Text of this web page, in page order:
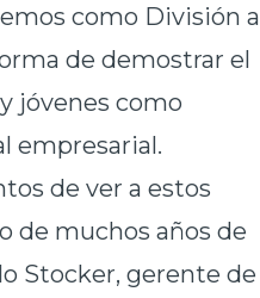
como División a
de demostrar el
jóvenes como
empresarial.
de ver a estos
de muchos años de
Stocker, gerente de